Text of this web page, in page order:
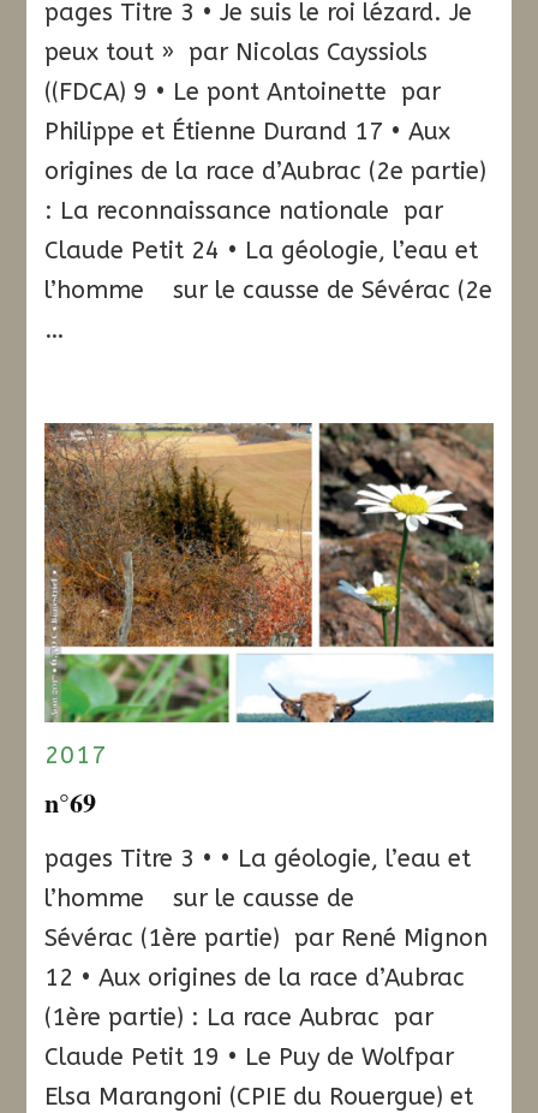
pages Titre 3 • Je suis le roi lézard. Je
peux tout » par Nicolas Cayssiols
((FDCA) 9 • Le pont Antoinette par
Philippe et Étienne Durand 17 • Aux
origines de la race d’Aubrac (2e partie)
: La reconnaissance nationale par
Claude Petit 24 • La géologie, l’eau et
l’homme sur le causse de Sévérac (2e
…
2017
n°69
pages Titre 3 • • La géologie, l’eau et
l’homme sur le causse de
Sévérac (1ère partie) par René Mignon
12 • Aux origines de la race d’Aubrac
(1ère partie) : La race Aubrac par
Claude Petit 19 • Le Puy de Wolfpar
Elsa Marangoni (CPIE du Rouergue) et